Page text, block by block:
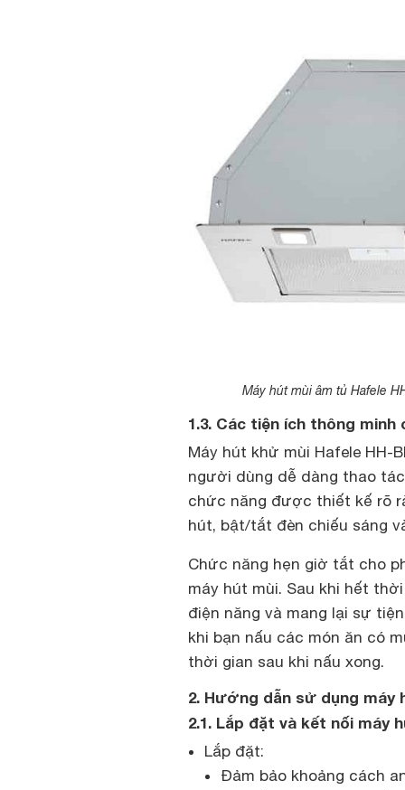
Máy hút mùi âm tủ Hafele
1.3. Các tiện ích thông minh
Máy hút khử mùi Hafele HH-
người dùng dễ dàng thao
chức năng được thiết kế rõ
hút, bật/tắt đèn chiếu sáng
Chức năng hẹn giờ tắt cho
máy hút mùi. Sau khi hết
điện năng và mang lại sự
khi bạn nấu các món ăn có
thời gian sau khi nấu xong.
2. Hướng dẫn sử dụng máy
2.1. Lắp đặt và kết nối máy
Lắp đặt:
Đảm bảo khoảng cách